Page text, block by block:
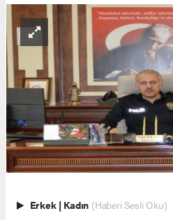
Erkek | Kadın (Haberi Sesli Oku)